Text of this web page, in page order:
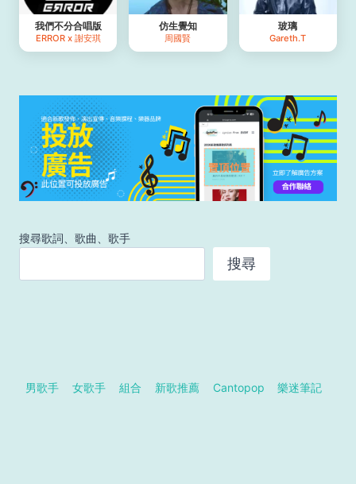
我們不分合唱版
ERROR x 謝安琪
仿生覺知
周國賢
玻璃
Gareth.T
搜尋歌詞、歌曲、歌手
搜尋
男歌手 女歌手 組合 新歌推薦 Cantopop 樂迷筆記